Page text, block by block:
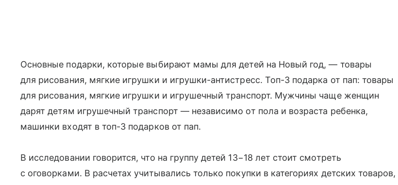
Основные подарки, которые выбирают мамы для детей на Новый год, — товары
для рисования, мягкие игрушки и игрушки-антистресс. Топ-3 подарка от пап: товары
для рисования, мягкие игрушки и игрушечный транспорт. Мужчины чаще женщин
дарят детям игрушечный транспорт — независимо от пола и возраста ребенка,
машинки входят в топ-3 подарков от пап.
В исследовании говорится, что на группу детей 13−18 лет стоит смотреть
с оговорками. В расчетах учитывались только покупки в категориях детских товаров,